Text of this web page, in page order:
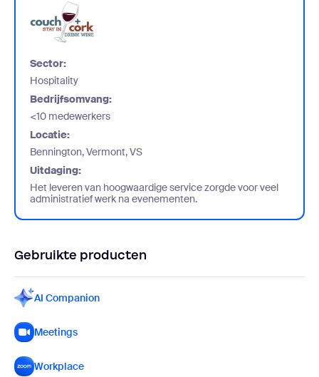
Sector:
Hospitality
Bedrijfsomvang:
<10 medewerkers
Locatie:
Bennington, Vermont, VS
Uitdaging:
Het leveren van hoogwaardige service zorgde voor veel
administratief werk na evenementen.
Gebruikte producten
AI Companion
Meetings
Workplace